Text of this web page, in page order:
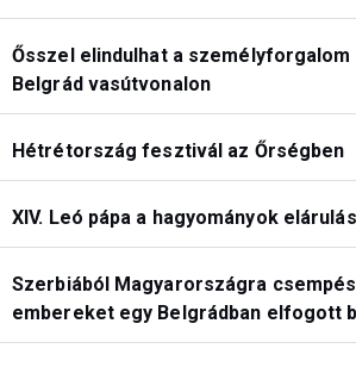
Ősszel elindulhat a személyforgalom
Belgrád vasútvonalon
Hétrétország fesztivál az Őrségben
XIV. Leó pápa a hagyományok
Szerbiából Magyarországra
embereket egy Belgrádban elfogott